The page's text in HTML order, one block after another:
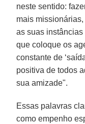
neste sentido:
mais
as suas
que coloque os
constante de
positiva de todos
sua amizade".
Essas palavras
como empenho